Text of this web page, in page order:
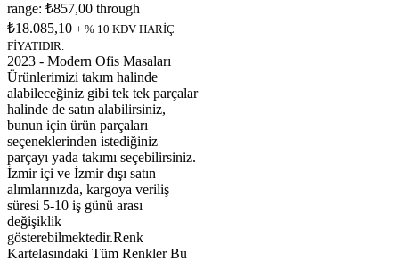
range: ₺857,00 through
₺18.085,10 + % 10 KDV HARİÇ
FİYATIDIR.
2023 - Modern Ofis Masaları
Ürünlerimizi takım halinde
alabileceğiniz gibi tek tek parçalar
halinde de satın alabilirsiniz,
bunun için ürün parçaları
seçeneklerinden istediğiniz
parçayı yada takımı seçebilirsiniz.
İzmir içi ve İzmir dışı satın
alımlarınızda, kargoya veriliş
süresi 5-10 iş günü arası
değişiklik
gösterebilmektedir.Renk
Kartelasındaki Tüm Renkler Bu